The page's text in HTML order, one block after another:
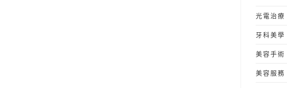
光電治療
牙科美學
美容手術
美容服務